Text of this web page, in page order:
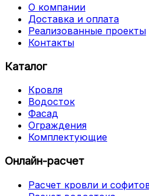
О компании
Доставка и оплата
Реализованные проекты
Контакты
Каталог
Кровля
Водосток
Фасад
Ограждения
Комплектующие
Онлайн-расчет
Расчет кровли и